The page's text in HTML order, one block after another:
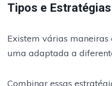
Tipos e
Existem várias
uma adaptada a
Combinar essas